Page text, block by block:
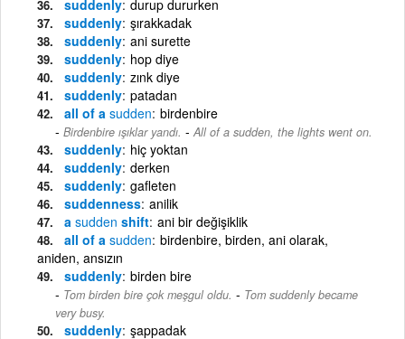
suddenly durup dururken
suddenly şırakkadak
suddenly ani surette
suddenly hop diye
suddenly zınk diye
suddenly patadan
all of a sudden birdenbire
Birdenbire ışıklar yandı. - All of a sudden, the lights went on.
suddenly hiç yoktan
suddenly derken
suddenly gafleten
suddenness anilik
a sudden shift ani bir değişiklik
all of a sudden birdenbire, birden, ani olarak,
aniden, ansızın
suddenly birden bire
Tom birden bire çok meşgul oldu. - Tom suddenly became
very busy.
suddenly şappadak